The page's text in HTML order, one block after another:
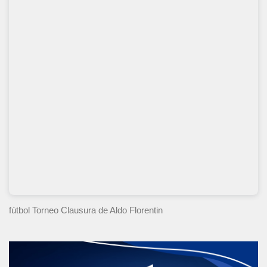
fútbol Torneo Clausura de Aldo Florentin